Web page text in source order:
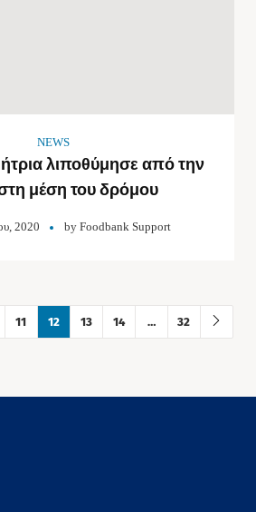
NEWS
λιποθύμησε από την
μέση του δρόμου
2020 by Foodbank Support
11 12 13 14 … 32